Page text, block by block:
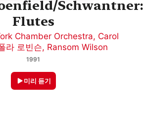
Schwantner:
Flutes
Chamber Orchestra, Carol
라 로빈슨, Ransom Wilson
1991
미리 듣기